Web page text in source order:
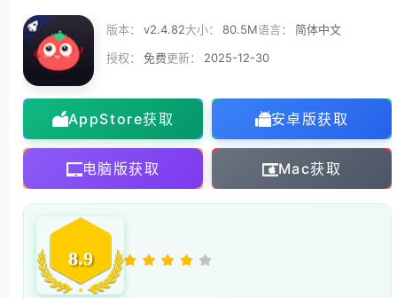
版本： v2.4.82大小： 80.5M语言：
简体中文
授权：
免费更新： 2025-12-30
AppStore获取 安卓版获取
电脑版获取 Mac获取
8.9